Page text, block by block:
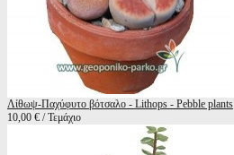
Λίθωψ-Παχύφυτο βότσαλο - Lithops - Pebble plants
10,00 € / Τεμάχιο